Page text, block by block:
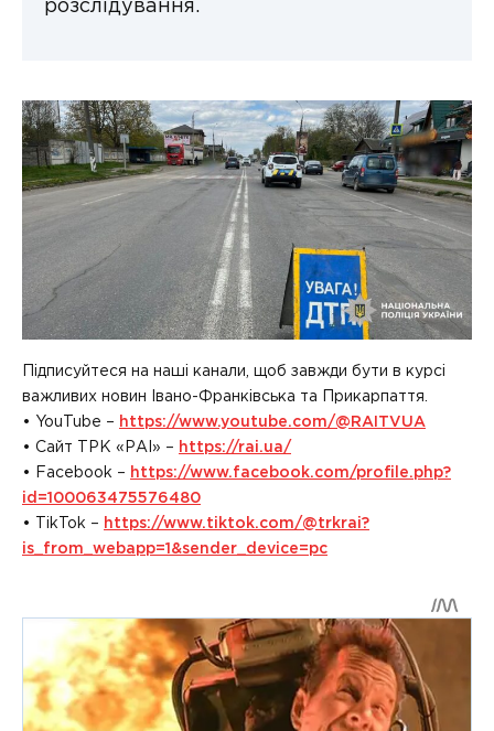
розслідування.
Підписуйтеся на наші канали, щоб завжди бути в курсі
важливих новин Івано-Франківська та Прикарпаття.
• YouTube – https://www.youtube.com/@RAITVUA
• Сайт ТРК «РАІ» – https://rai.ua/
• Facebook – https://www.facebook.com/profile.php?
id=100063475576480
• TikTok – https://www.tiktok.com/@trkrai?
is_from_webapp=1&sender_device=pc